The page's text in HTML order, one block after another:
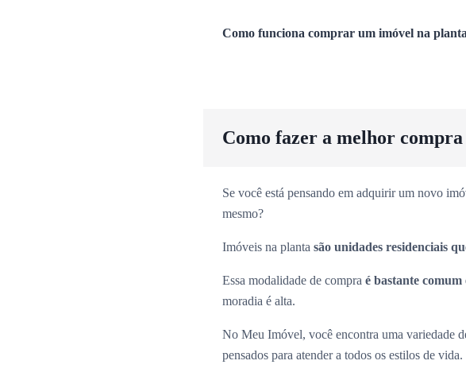
Como funciona comprar um imóvel na
Como fazer a melhor
Se você está pensando em adquirir um novo
mesmo?
Imóveis na planta são unidades residenciais
Essa modalidade de compra é bastante
moradia é alta.
No Meu Imóvel, você encontra uma variedade
pensados para atender a todos os estilos de vida.